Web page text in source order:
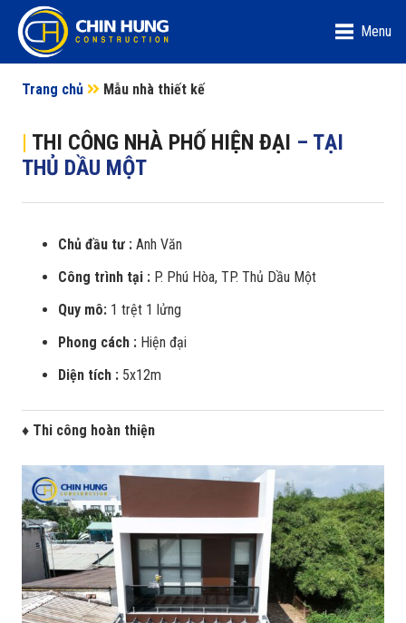
Menu
Trang chủ Mẫu nhà thiết kế
| THI CÔNG NHÀ PHỐ HIỆN ĐẠI – TẠI
THỦ DẦU MỘT
Chủ đầu tư : Anh Văn
Công trình tại : P. Phú Hòa, TP. Thủ Dầu Một
Quy mô: 1 trệt 1 lửng
Phong cách : Hiện đại
Diện tích : 5x12m
♦ Thi công hoàn thiện